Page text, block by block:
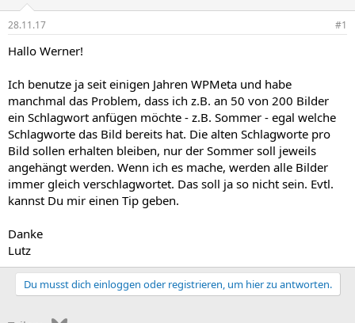
e
r
t
a
28.11.17 #1
Hallo Werner!
Ich benutze ja seit einigen Jahren WPMeta und habe
manchmal das Problem, dass ich z.B. an 50 von 200 Bilder
ein Schlagwort anfügen möchte - z.B. Sommer - egal welche
Schlagworte das Bild bereits hat. Die alten Schlagworte pro
Bild sollen erhalten bleiben, nur der Sommer soll jeweils
angehängt werden. Wenn ich es mache, werden alle Bilder
immer gleich verschlagwortet. Das soll ja so nicht sein. Evtl.
kannst Du mir einen Tip geben.
Danke
Lutz
Du musst dich einloggen oder registrieren, um hier zu antworten.